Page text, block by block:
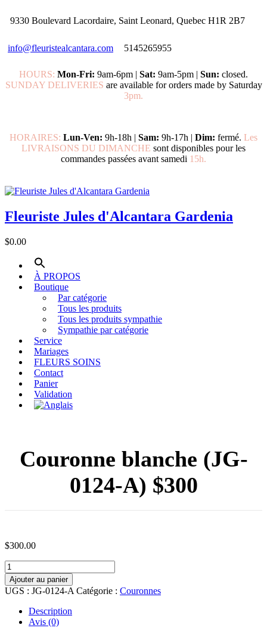
9330 Boulevard Lacordaire, Saint Leonard, Quebec H1R 2B7
info@fleuristealcantara.com 5145265955
HOURS: Mon-Fri: 9am-6pm | Sat: 9am-5pm | Sun: closed.
SUNDAY DELIVERIES are available for orders made by Saturday
3pm.
HORAIRES: Lun-Ven: 9h-18h | Sam: 9h-17h | Dim: fermé. Les
LIVRAISONS DU DIMANCHE sont disponibles pour les
commandes passées avant samedi 15h.
Fleuriste Jules d'Alcantara Gardenia
$0.00
À PROPOS
Boutique
Par catégorie
Tous les produits
Tous les produits sympathie
Sympathie par catégorie
Service
Mariages
FLEURS SOINS
Contact
Panier
Validation
Couronne blanche (JG-
0124-A) $300
$300.00
quantité
de
Couronne
blanche
(JG-
0124-
Ajouter au panier
UGS : JG-0124-A Catégorie : Couronnes
Description
Avis (0)